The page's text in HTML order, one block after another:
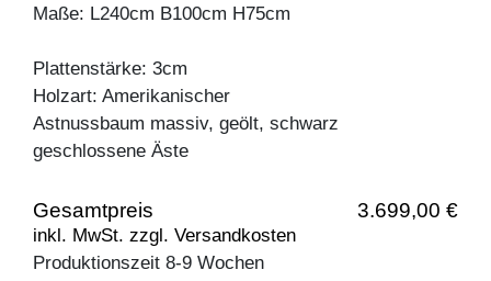
Maße: L240cm B100cm H75cm
Plattenstärke: 3cm
Holzart: Amerikanischer
Astnussbaum massiv, geölt, schwarz
geschlossene Äste
Gesamtpreis 3.699,00 €
inkl. MwSt. zzgl. Versandkosten
Produktionszeit 8-9 Wochen